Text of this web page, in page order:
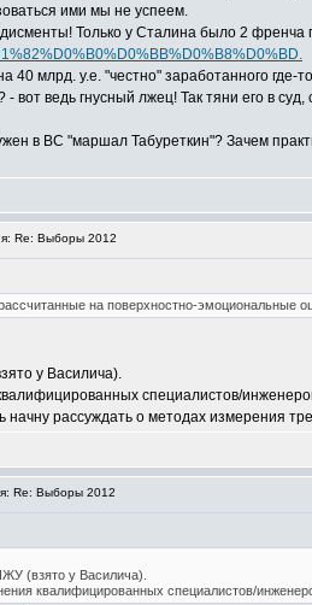
ими мы не успеем.
Только у Сталина было 2 френча
млрд. у.е. "честно" заработанного
ведь гнусный лжец! Так тяни его в
в ВС "маршал Табуреткин"? Зачем
Re: Выборы 2012
на поверхностно-эмоциональные
у Василича).
специалистов/
начну рассуждать о методах измерения
Re: Выборы 2012
(взято у Василича).
квалифицированных специалистов/